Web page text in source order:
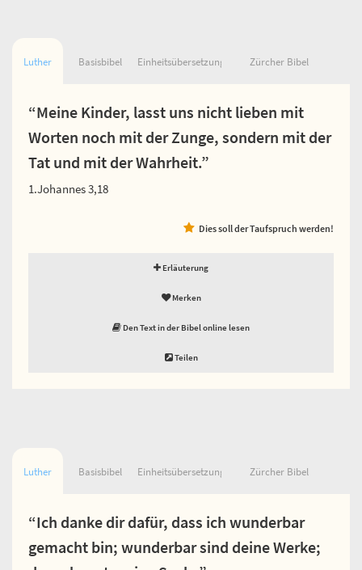
Luther Basisbibel Einheitsübersetzung Zürcher Bibel
“Meine Kinder, lasst uns nicht lieben mit
Worten noch mit der Zunge, sondern mit der
Tat und mit der Wahrheit.”
1.Johannes 3,18
Dies soll der Taufspruch werden!
Erläuterung
Merken
Den Text in der Bibel online lesen
Teilen
Luther Basisbibel Einheitsübersetzung Zürcher Bibel
“Ich danke dir dafür, dass ich wunderbar
gemacht bin; wunderbar sind deine Werke;